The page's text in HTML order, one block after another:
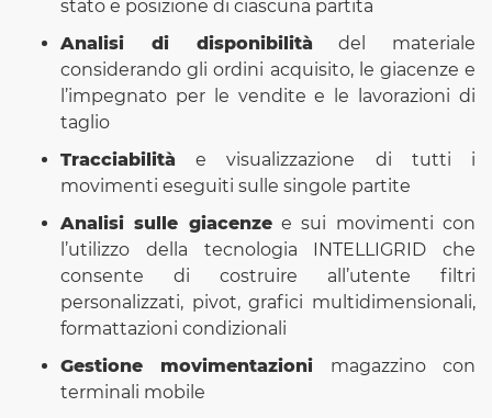
stato e posizione di ciascuna partita
Analisi di disponibilità del materiale
considerando gli ordini acquisito, le giacenze e
l’impegnato per le vendite e le lavorazioni di
taglio
Tracciabilità e visualizzazione di tutti i
movimenti eseguiti sulle singole partite
Analisi sulle giacenzee sui movimenti con
l’utilizzo della tecnologia INTELLIGRID che
consente di costruire all’utente filtri
personalizzati, pivot, grafici multidimensionali,
formattazioni condizionali
Gestione movimentazioni magazzino con
terminali mobile